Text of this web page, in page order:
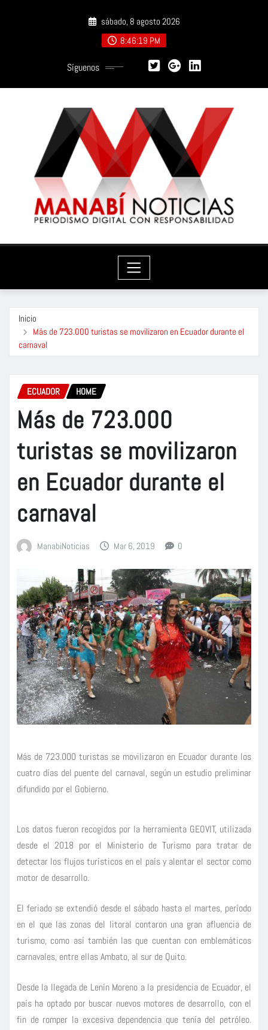
sábado, 8 agosto 2026
8:46:21 PM
Síguenos
Inicio
Más de 723.000 turistas se movilizaron en Ecuador durante el
carnaval
ECUADOR HOME
Más de 723.000
turistas se movilizaron
en Ecuador durante el
carnaval
ManabiNoticias Mar 6, 2019 0
Más de 723.000 turistas se movilizaron en Ecuador durante los
cuatro días del puente del carnaval, según un estudio preliminar
difundido por el Gobierno.
Los datos fueron recogidos por la herramienta GEOVIT, utilizada
desde el 2018 por el Ministerio de Turismo para tratar de
detectar los flujos turísticos en el país y alentar el sector como
motor de desarrollo.
El feriado se extendió desde el sábado hasta el martes, período
en el que las zonas del litoral contaron una gran afluencia de
turismo, como así también las que cuentan con emblemáticos
carnavales, entre ellas Ambato, al sur de Quito.
Desde la llegada de Lenín Moreno a la presidencia de Ecuador, el
país ha optado por buscar nuevos motores de desarrollo, con el
fin de romper la excesiva dependencia que tenía del petróleo.